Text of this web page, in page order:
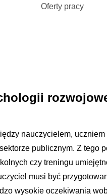
Oferty pracy
nauczycielem,
publicznym. Z tego
czy treningu
musi być
wysokie oczekiwania